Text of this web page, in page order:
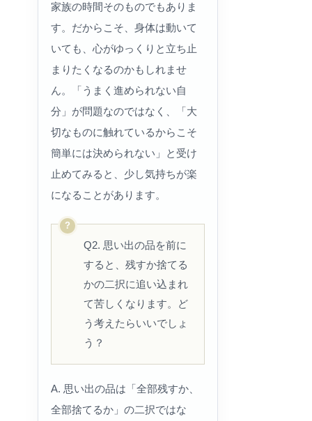
家族の時間そのものでもありま
す。だからこそ、身体は動いて
いても、心がゆっくりと立ち止
まりたくなるのかもしれませ
ん。「うまく進められない自
分」が問題なのではなく、「大
切なものに触れているからこそ
簡単には決められない」と受け
止めてみると、少し気持ちが楽
になることがあります。
Q2. 思い出の品を前に
すると、残すか捨てる
かの二択に追い込まれ
て苦しくなります。ど
う考えたらいいでしょ
う？
A. 思い出の品は「全部残すか、
全部捨てるか」の二択ではな